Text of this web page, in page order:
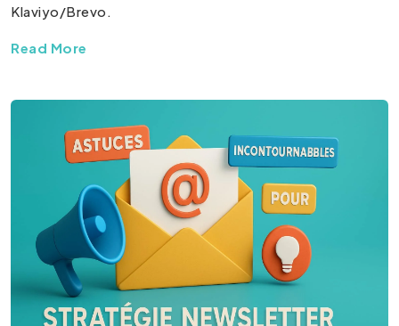
Klaviyo/Brevo.
Read More